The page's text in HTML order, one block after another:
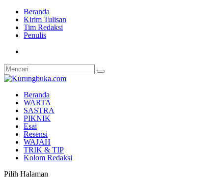
Beranda
Kirim Tulisan
Tim Redaksi
Penulis
Beranda
WARTA
SASTRA
PIKNIK
Esai
Resensi
WAJAH
TRIK & TIP
Kolom Redaksi
Pilih Halaman